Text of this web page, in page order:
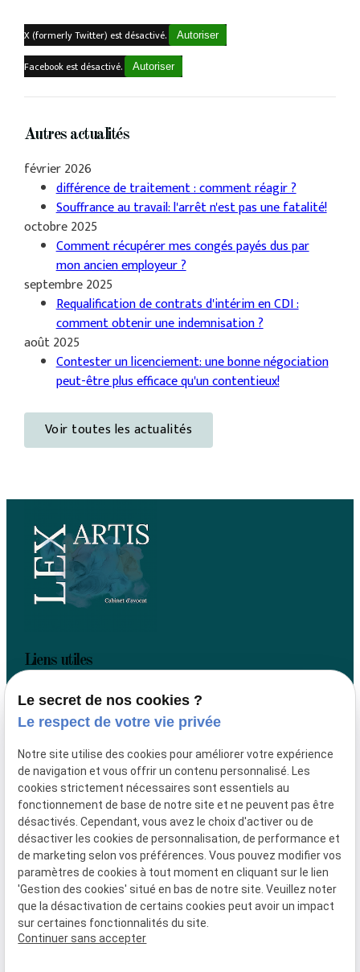
X (formerly Twitter) est désactivé. Autoriser
Facebook est désactivé. Autoriser
Autres actualités
février 2026
différence de traitement : comment réagir ?
Souffrance au travail: l'arrêt n'est pas une fatalité!
octobre 2025
Comment récupérer mes congés payés dus par
mon ancien employeur ?
septembre 2025
Requalification de contrats d'intérim en CDI :
comment obtenir une indemnisation ?
août 2025
Contester un licenciement: une bonne négociation
peut-être plus efficace qu'un contentieux!
Voir toutes les actualités
Liens utiles
Accueil
Votre avocat
Actualités
Contact
Plan du site
Mentions légales
Politique de confidentialité
Gestion des cookies
Me contacter
02 49 88 27 74
glefort@lexartis-avocat.fr
Le secret de nos cookies ?
Le respect de votre vie privée
Notre site utilise des cookies pour améliorer votre expérience
de navigation et vous offrir un contenu personnalisé. Les
cookies strictement nécessaires sont essentiels au
fonctionnement de base de notre site et ne peuvent pas être
désactivés. Cependant, vous avez le choix d'activer ou de
désactiver les cookies de personnalisation, de performance et
de marketing selon vos préférences. Vous pouvez modifier vos
paramètres de cookies à tout moment en cliquant sur le lien
'Gestion des cookies' situé en bas de notre site. Veuillez noter
que la désactivation de certains cookies peut avoir un impact
sur certaines fonctionnalités du site.
Continuer sans accepter